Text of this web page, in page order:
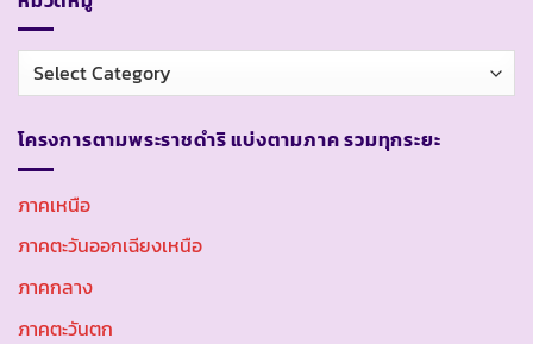
หมวด
หมู่
โครงการตามพระราชดำริ แบ่งตามภาค รวมทุกระยะ
ภาคเหนือ
ภาคตะวันออกเฉียงเหนือ
ภาคกลาง
ภาคตะวันตก